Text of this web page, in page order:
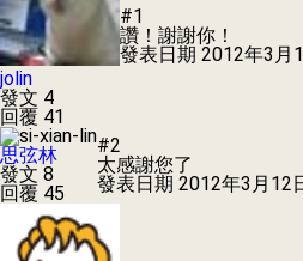
jolin
發文 4
回覆 41
#1
讚！謝謝你！
發表日期 2012年3月
思弦林
發文 8
回覆 45
#2
太感謝您了
發表日期 2012年3月12